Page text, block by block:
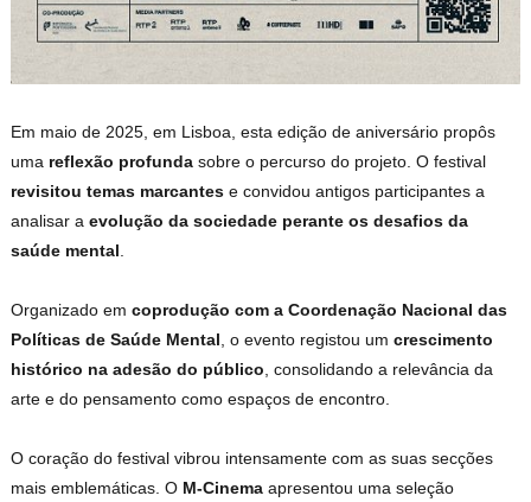
Em maio de 2025, em Lisboa, esta edição de aniversário propôs
uma reflexão profunda sobre o percurso do projeto. O festival
revisitou temas marcantes e convidou antigos participantes a
analisar aevolução da sociedade perante os desafios da
saúde mental.
Organizado emcoprodução com a Coordenação Nacional das
Políticas de Saúde Mental, o evento registou umcrescimento
histórico na adesão do público, consolidando a relevância da
arte e do pensamento como espaços de encontro.
O coração do festival vibrou intensamente com as suas secções
mais emblemáticas. O M-Cinema apresentou uma seleção